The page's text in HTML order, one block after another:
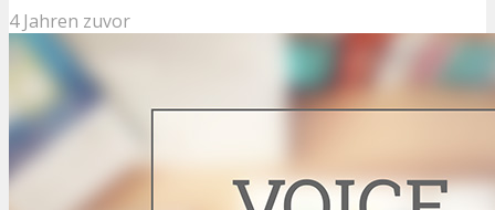
4 Jahren zuvor